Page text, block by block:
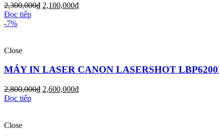
2,300,000₫ 2,100,000₫
Đọc tiếp
-7%
Close
MÁY IN LASER CANON LASERSHOT
2,800,000₫ 2,600,000₫
Đọc tiếp
Close